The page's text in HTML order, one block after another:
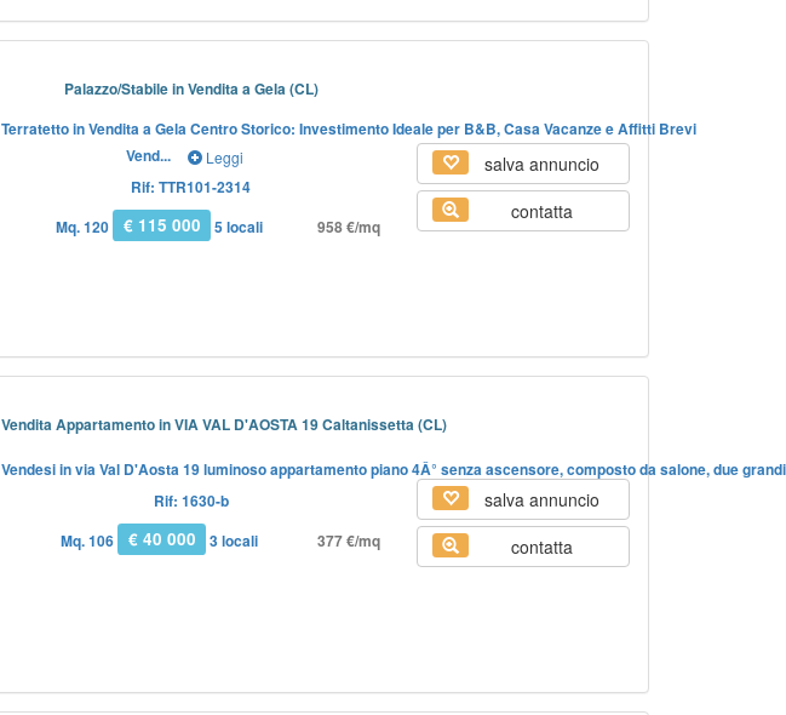
Palazzo/Stabile in Vendita a Gela (CL)
Terratetto in Vendita a Gela Centro Storico: Investimento Ideale per B&B, Casa Vacanze e Affitti Brevi
Vend...
Leggi
Rif: TTR101-2314
Mq. 120
€ 115 000 5 locali 958 €/mq
salva annuncio
contatta
Vendita Appartamento in VIA VAL D'AOSTA 19 Caltanissetta (CL)
Vendesi in via Val D'Aosta 19 luminoso appartamento piano 4Â° senza ascensore, composto da salone, due
Rif: 1630-b
Mq. 106
€ 40 000 3 locali 377 €/mq
salva annuncio
contatta